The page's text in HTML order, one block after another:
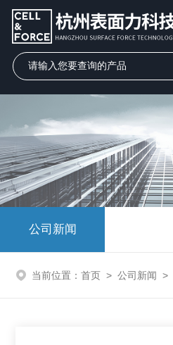
公司新闻
当前位置： 首页 > 公司新闻 >